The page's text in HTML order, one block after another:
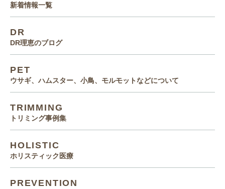
新着情報一覧
DR
DR理恵のブログ
PET
ウサギ、ハムスター、小鳥、モルモットなどについて
TRIMMING
トリミング事例集
HOLISTIC
ホリスティック医療
PREVENTION